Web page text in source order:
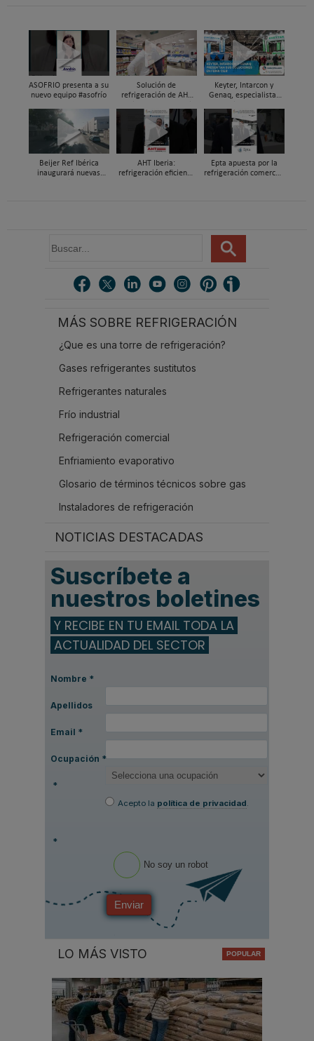
ASOFRIO presenta a su
nuevo equipo #asofrío
Solución de
refrigeración de AHT
para un súper de
proximidad en Xixona
Keyter, Intarcon y
Genaq, especialistas
de alta eficiencia en
Feria C&R 2025
Beijer Ref Ibérica
inaugurará nuevas
AHT Iberia:
refrigeración eficiente
Epta apuesta por la
refrigeración comercial
u
MÁS SOBRE REFRIGERACIÓN
¿Que es una torre de refrigeración?
Gases refrigerantes sustitutos
Refrigerantes naturales
Frío industrial
Refrigeración comercial
Enfriamiento evaporativo
Glosario de términos técnicos sobre gas
Instaladores de refrigeración
NOTICIAS DESTACADAS
Suscríbete a
nuestros boletines
Y RECIBE EN TU EMAIL TODA LA
ACTUALIDAD DEL SECTOR
Nombre *
Apellidos
Email *
Ocupación *
*
Acepto la política de privacidad.
*
No soy un robot
Enviar
LO MÁS VISTO